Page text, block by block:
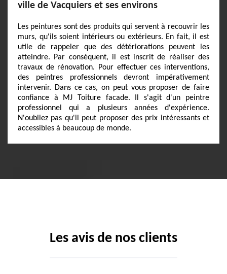
ville de Vacquiers et ses environs
Les peintures sont des produits qui servent à recouvrir les
murs, qu'ils soient intérieurs ou extérieurs. En fait, il est
utile de rappeler que des détériorations peuvent les
atteindre. Par conséquent, il est inscrit de réaliser des
travaux de rénovation. Pour effectuer ces interventions,
des peintres professionnels devront impérativement
intervenir. Dans ce cas, on peut vous proposer de faire
confiance à MJ Toiture facade. Il s'agit d'un peintre
professionnel qui a plusieurs années d'expérience.
N'oubliez pas qu'il peut proposer des prix intéressants et
accessibles à beaucoup de monde.
Les avis de nos clients